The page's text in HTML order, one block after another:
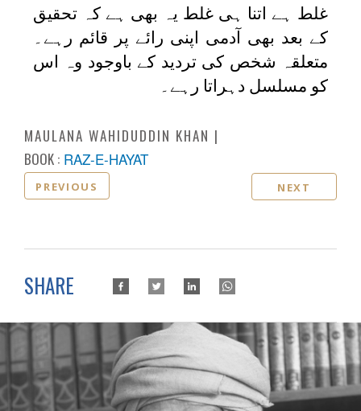
غلط ہے اتنا ہی غلط یہ بھی ہے کہ تحقیق
کے بعد بھی آدمی اپنی رائے پر قائم رہے۔
متعلقہ شخص کی تردید کے باوجود وہ اس
کو مسلسل دہراتا رہے۔
MAULANA WAHIDUDDIN KHAN
BOOK : RAZ-E-HAYAT
PREVIOUS NEXT
SHARE